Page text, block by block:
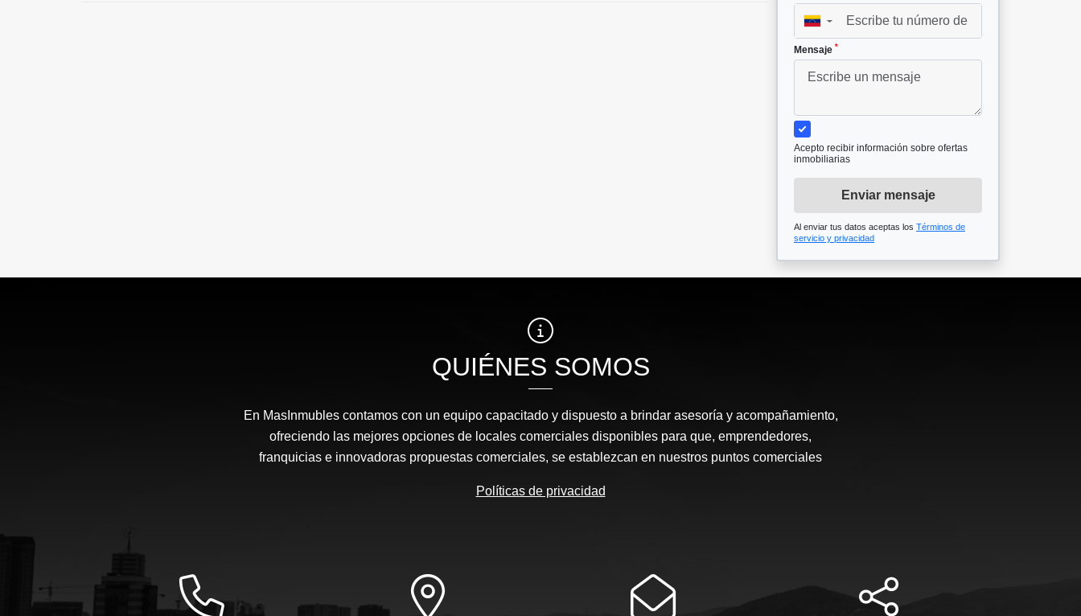
▼
Mensaje *
Acepto recibir información sobre ofertas
inmobiliarias
Enviar mensaje
Al enviar tus datos aceptas los Términos de
servicio y privacidad
QUIÉNES SOMOS
En MasInmubles contamos con un equipo capacitado y dispuesto a brindar asesoría y acompañamiento,
ofreciendo las mejores opciones de locales comerciales disponibles para que, emprendedores,
franquicias e innovadoras propuestas comerciales, se establezcan en nuestros puntos comerciales
Políticas de privacidad